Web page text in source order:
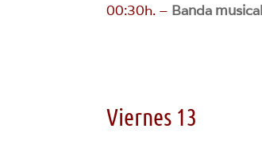
00:30h. – Banda
Viernes 13